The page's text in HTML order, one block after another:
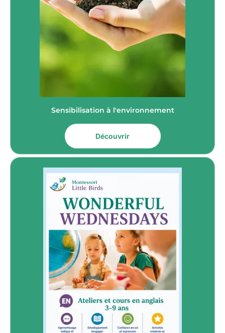
Sensibilisation à l'environnement
Découvrir